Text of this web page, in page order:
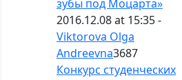
зубы под Моцарта»
2016.12.08 at 15:35 -
Viktorova Olga
Andreevna3687
Конкурс студенческих